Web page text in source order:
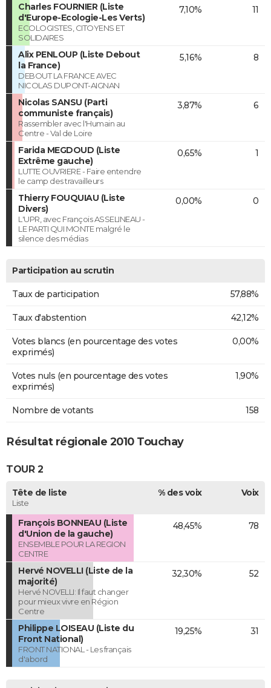
Charles FOURNIER (Liste
d'Europe-Ecologie-Les Verts)
ECOLOGISTES, CITOYENS ET
SOLIDAIRES
7,10% 11
Alix PENLOUP (Liste Debout
la France)
DEBOUT LA FRANCE AVEC
NICOLAS DUPONT-AIGNAN
5,16% 8
Nicolas SANSU (Parti
communiste français)
Rassembler avec l'Humain au
Centre - Val de Loire
3,87% 6
Farida MEGDOUD (Liste
Extrême gauche)
LUTTE OUVRIERE - Faire entendre
le camp des travailleurs
0,65% 1
Thierry FOUQUIAU (Liste
Divers)
L'UPR, avec François ASSELINEAU -
LE PARTI QUI MONTE malgré le
silence des médias
0,00% 0
Participation au scrutin
Taux de participation 57,88%
Taux d'abstention 42,12%
Votes blancs (en pourcentage des votes
exprimés)
0,00%
Votes nuls (en pourcentage des votes
exprimés)
1,90%
Nombre de votants 158
Résultat régionale 2010 Touchay
TOUR 2
Tête de liste
Liste
% des voix Voix
François BONNEAU (Liste
d'Union de la gauche)
ENSEMBLE POUR LA REGION
CENTRE
48,45% 78
Hervé NOVELLI (Liste de la
majorité)
Hervé NOVELLI: Il faut changer
pour mieux vivre en Région
Centre
32,30% 52
Philippe LOISEAU (Liste du
Front National)
FRONT NATIONAL - Les français
d'abord
19,25% 31